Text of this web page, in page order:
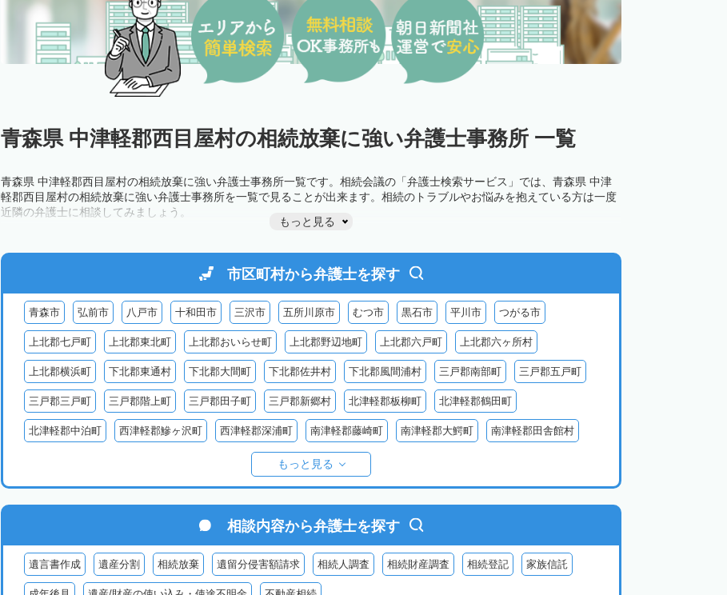
青森県 中津軽郡西目屋村の相続放棄に強い弁護士事務所 一覧
青森県 中津軽郡西目屋村の相続放棄に強い弁護士事務所一覧です。相続会議の「弁護士検索サービス」では、青森県 中津
軽郡西目屋村の相続放棄に強い弁護士事務所を一覧で見ることが出来ます。相続のトラブルやお悩みを抱えている方は一度
近隣の弁護士に相談してみましょう。
もっと見る
市区町村から弁護士を探す
青森市 弘前市 八戸市 十和田市 三沢市 五所川原市 むつ市 黒石市 平川市 つがる市
上北郡七戸町 上北郡東北町 上北郡おいらせ町 上北郡野辺地町 上北郡六戸町 上北郡六ヶ所村
上北郡横浜町 下北郡東通村 下北郡大間町 下北郡佐井村 下北郡風間浦村 三戸郡南部町 三戸郡五戸町
三戸郡三戸町 三戸郡階上町 三戸郡田子町 三戸郡新郷村 北津軽郡板柳町 北津軽郡鶴田町
北津軽郡中泊町 西津軽郡鰺ヶ沢町 西津軽郡深浦町 南津軽郡藤崎町 南津軽郡大鰐町 南津軽郡田舎館村
東津軽郡蓬田村 東津軽郡今別町
もっと見る
相談内容から弁護士を探す
遺言書作成 遺産分割 相続放棄 遺留分侵害額請求 相続人調査 相続財産調査 相続登記 家族信託